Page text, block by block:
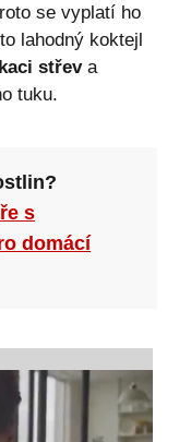
se vyplatí ho
lahodný koktejl
střeva
tuku.
s
domácí